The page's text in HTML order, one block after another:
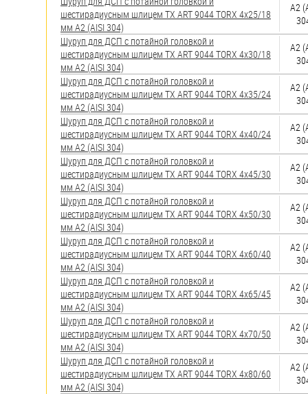
Пробки
Саморезы и шурупы
Стопорные кольца
Такелаж
Хомуты
Шайбы
Шпильки
Шплинты
Штифты и пальцы
шестирадиусным шлицем TX ART 9044 TORX 4х25/18
мм А2 (AISI 304)
А2
Шуруп для ДСП с потайной головкой и
шестирадиусным шлицем TX ART 9044 TORX 4х30/18
мм А2 (AISI 304)
А2
Шуруп для ДСП с потайной головкой и
шестирадиусным шлицем TX ART 9044 TORX 4х35/24
мм А2 (AISI 304)
А2
Шуруп для ДСП с потайной головкой и
шестирадиусным шлицем TX ART 9044 TORX 4х40/24
мм А2 (AISI 304)
А2
Шуруп для ДСП с потайной головкой и
шестирадиусным шлицем TX ART 9044 TORX 4х45/30
мм А2 (AISI 304)
А2
Шуруп для ДСП с потайной головкой и
шестирадиусным шлицем TX ART 9044 TORX 4х50/30
мм А2 (AISI 304)
А2
Шуруп для ДСП с потайной головкой и
шестирадиусным шлицем TX ART 9044 TORX 4х60/40
мм А2 (AISI 304)
А2
Шуруп для ДСП с потайной головкой и
шестирадиусным шлицем TX ART 9044 TORX 4х65/45
мм А2 (AISI 304)
А2
Шуруп для ДСП с потайной головкой и
шестирадиусным шлицем TX ART 9044 TORX 4х70/50
мм А2 (AISI 304)
А2
Шуруп для ДСП с потайной головкой и
шестирадиусным шлицем TX ART 9044 TORX 4х80/60
мм А2 (AISI 304)
А2